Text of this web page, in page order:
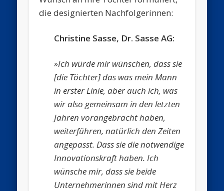
die designierten Nachfolgerinnen:
Christine Sasse, Dr. Sasse AG:
»Ich würde mir wünschen, dass sie
[die Töchter] das was mein Mann
in erster Linie, aberauch ich, was
wir also gemeinsam in den letzten
Jahren vorangebracht haben,
weiterführen, natürlich den Zeiten
angepasst. Dass sie die notwendige
Innovationskraft haben. Ich
wünsche mir, dass sie beide
Unternehmerinnen sind mit Herz